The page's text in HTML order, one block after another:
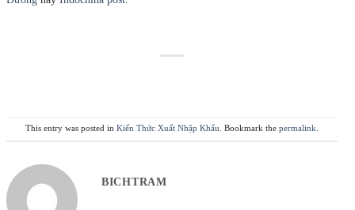
This entry was posted in Kiến Thức Xuất Nhập Khẩu . Bookmark the permalink
BICHTRAM